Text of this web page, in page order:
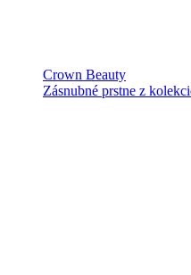
Crown Beauty
Zásnubné prstne z